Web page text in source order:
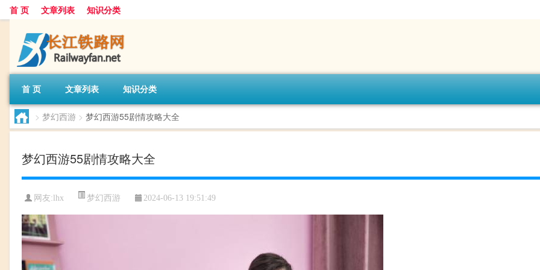
首 页 文章列表 知识分类
首 页 文章列表 知识分类
> 梦幻西游 > 梦幻西游55剧情攻略大全
梦幻西游55剧情攻略大全
网友: lhx 梦幻西游 2024-06-13 19:51:49